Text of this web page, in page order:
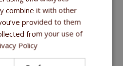
ANIMALE
e cagne gravide o in
combine it with other
provided to them
from your use of
Policy